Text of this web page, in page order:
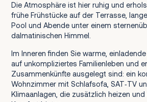
Die Atmosphäre ist hier ruhig und
frühe Frühstücke auf der Terrasse,
Pool und Abende unter einem
dalmatinischen Himmel.
Im Inneren finden Sie warme,
auf unkompliziertes Familienleben und
Zusammenkünfte ausgelegt sind: ein
Wohnzimmer mit Schlafsofa, SAT‑TV
Klimaanlagen, die zusätzlich heizen